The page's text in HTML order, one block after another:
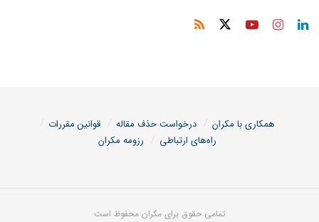
همکاری با مکران درخواست حذف مقاله
قوانین مقررات
راه‌های ارتباطی
رزومه مکران
تمامی حقوق برای مکران محفوظ است